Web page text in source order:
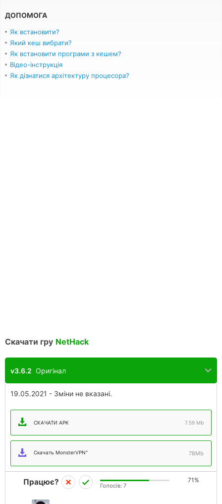
ДОПОМОГА
Як встановити?
Який кеш вибрати?
Як встановити програми з кешем?
Відео-інструкція
Як дізнатися архітектуру процесора?
Скачати гру NetHack
v3.6.2 Оригінал
19.05.2021 - Зміни не вказані.
СКАЧАТИ APK 7.59 Mb
Скачать MonsterVPN" 78Mb
Працює? 71%
Голосів: 7